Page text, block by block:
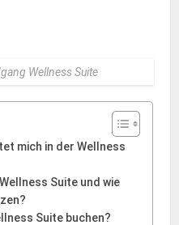
Wellness Suite
mich in der Wellness
Suite und wie
Suite buchen?